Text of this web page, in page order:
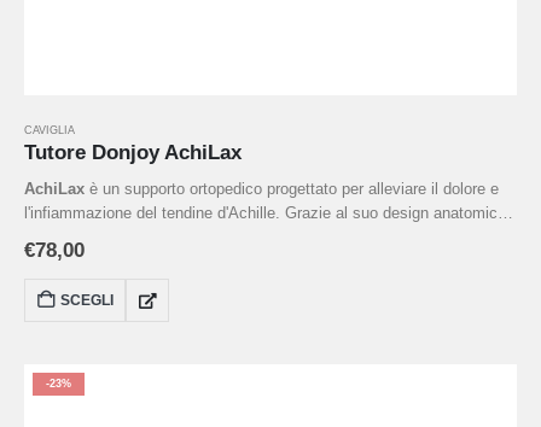
CAVIGLIA
Tutore Donjoy AchiLax
AchiLax è un supporto ortopedico progettato per alleviare il dolore e
l'infiammazione del tendine d'Achille. Grazie al suo design anatomico
stimolazione locale, favorendo la circolazione e il recupero. Ideale per
tendiniti achillee, borsiti e post-infortuni.
€78,00
SCEGLI
-23%